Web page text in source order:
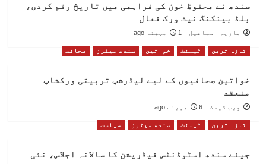
سندھ نے محفوظ خون کی فراہمی میں تاریخ رقم کردی،
بلڈ بینکنگ نیٹ ورک فعال
ماریہ اسماعیل 1 مہینہ ago
تازہ ترین ٹیلنٹ خواتین سندھ میٹرز صحافت
خواتین صحافیوں کے لیے لیڈرشپ تربیتی ورکشاپ
منعقد
ویب ڈیسک 6 مہینے ago
تازہ ترین ٹیلنٹ سندھ میٹرز سیاست
جیئے سندھ اسٹوڈنٹس فیڈریشن کا سالانہ اجلاس، نئی